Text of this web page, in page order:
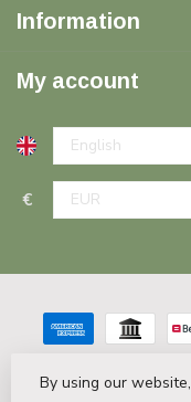
Information
My account
€
By using our